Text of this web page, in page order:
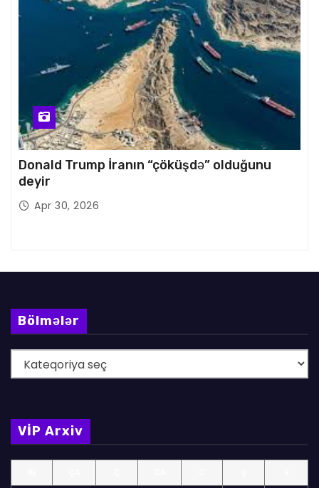
Donald Trump İranın “çöküşdə” olduğunu
deyir
Apr 30, 2026
Bölmələr
ö
m
l
VİP Arxiv